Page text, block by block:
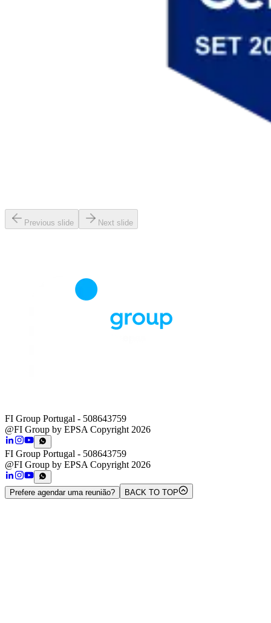
Previous slide Next slide
FI Group Portugal - 508643759
@FI Group by EPSA Copyright 2026
FI Group Portugal - 508643759
@FI Group by EPSA Copyright 2026
Prefere agendar uma reunião? BACK TO TOP